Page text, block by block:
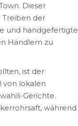
Dieser
der
und handgefertigte
Händlern zu
ist der
von lokalen
Gerichte.
während